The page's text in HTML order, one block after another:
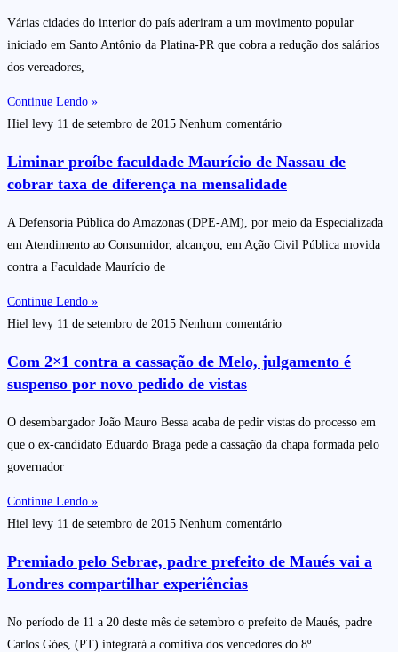
Várias cidades do interior do país aderiram a um movimento popular
iniciado em Santo Antônio da Platina-PR que cobra a redução dos salários
dos vereadores,
Continue Lendo »
Hiel levy 11 de setembro de 2015 Nenhum comentário
Liminar proíbe faculdade Maurício de Nassau de
cobrar taxa de diferença na mensalidade
A Defensoria Pública do Amazonas (DPE-AM), por meio da Especializada
em Atendimento ao Consumidor, alcançou, em Ação Civil Pública movida
contra a Faculdade Maurício de
Continue Lendo »
Hiel levy 11 de setembro de 2015 Nenhum comentário
Com 2×1 contra a cassação de Melo, julgamento é
suspenso por novo pedido de vistas
O desembargador João Mauro Bessa acaba de pedir vistas do processo em
que o ex-candidato Eduardo Braga pede a cassação da chapa formada pelo
governador
Continue Lendo »
Hiel levy 11 de setembro de 2015 Nenhum comentário
Premiado pelo Sebrae, padre prefeito de Maués vai a
Londres compartilhar experiências
No período de 11 a 20 deste mês de setembro o prefeito de Maués, padre
Carlos Góes, (PT) integrará a comitiva dos vencedores do 8º